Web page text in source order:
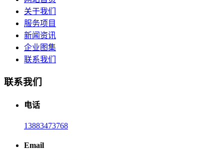
关于我们
服务项目
新闻资讯
企业图集
联系我们
联系我们
电话
13883473768
Email